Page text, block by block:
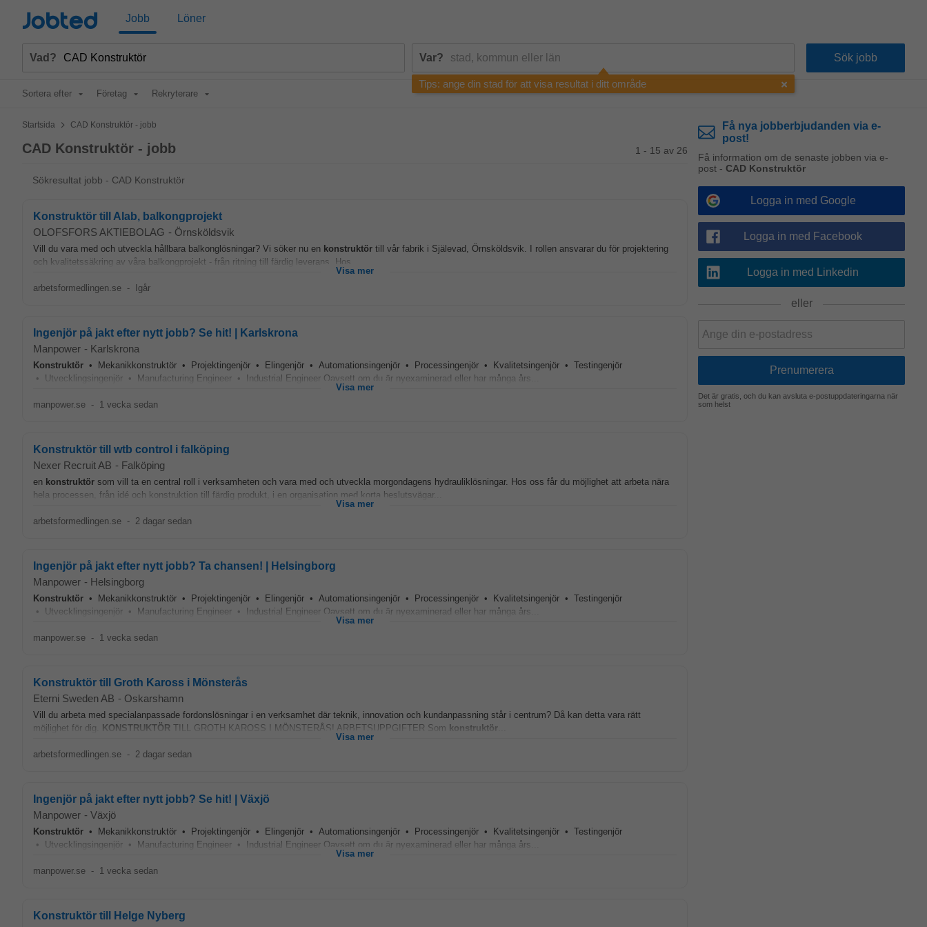
Jobted Jobb Löner
Vad? Var?
Tips: ange din stad för att visa resultat i ditt område
Sortera efter Företag Rekryterare
Startsida > CAD Konstruktör - jobb
CAD Konstruktör - jobb 1 - 15 av 26
Sökresultat jobb - CAD Konstruktör
Konstruktör till Alab, balkongprojekt
OLOFSFORS AKTIEBOLAG - Örnsköldsvik
Vill du vara med och utveckla hållbara balkonglösningar? Vi söker nu en konstruktör till vår fabrik i Själevad, Örnsköldsvik. I rollen ansvarar du för projektering
och kvalitetssäkring av våra balkongprojekt - från ritning till färdig leverans. Hos...
Visa mer
arbetsformedlingen.se - Igår
Ingenjör på jakt efter nytt jobb? Se hit! | Karlskrona
Manpower - Karlskrona
Konstruktör • Mekanikkonstruktör • Projektingenjör • Elingenjör • Automationsingenjör • Processingenjör • Kvalitetsingenjör • Testingenjör
• Utvecklingsingenjör • Manufacturing Engineer • Industrial Engineer Oavsett om du är nyexaminerad eller har många års...
Visa mer
manpower.se - 1 vecka sedan
Konstruktör till wtb control i falköping
Nexer Recruit AB - Falköping
en konstruktör som vill ta en central roll i verksamheten och vara med och utveckla morgondagens hydrauliklösningar. Hos oss får du möjlighet att arbeta nära
hela processen, från idé och konstruktion till färdig produkt, i en organisation med korta beslutsvägar...
Visa mer
arbetsformedlingen.se - 2 dagar sedan
Ingenjör på jakt efter nytt jobb? Ta chansen! | Helsingborg
Manpower - Helsingborg
Konstruktör • Mekanikkonstruktör • Projektingenjör • Elingenjör • Automationsingenjör • Processingenjör • Kvalitetsingenjör • Testingenjör
• Utvecklingsingenjör • Manufacturing Engineer • Industrial Engineer Oavsett om du är nyexaminerad eller har många års...
Visa mer
manpower.se - 1 vecka sedan
Konstruktör till Groth Kaross i Mönsterås
Eterni Sweden AB - Oskarshamn
Vill du arbeta med specialanpassade fordonslösningar i en verksamhet där teknik, innovation och kundanpassning står i centrum? Då kan detta vara rätt
möjlighet för dig. KONSTRUKTÖR TILL GROTH KAROSS I MÖNSTERÅS! ARBETSUPPGIFTER Som konstruktör
Visa mer
arbetsformedlingen.se - 2 dagar sedan
Ingenjör på jakt efter nytt jobb? Se hit! | Växjö
Manpower - Växjö
Konstruktör • Mekanikkonstruktör • Projektingenjör • Elingenjör • Automationsingenjör • Processingenjör • Kvalitetsingenjör • Testingenjör
• Utvecklingsingenjör • Manufacturing Engineer • Industrial Engineer Oavsett om du är nyexaminerad eller har många års...
Visa mer
manpower.se - 1 vecka sedan
Konstruktör till Helge Nyberg
Få nya jobberbjudanden via e-
post!
Få information om de senaste jobben via e-
post - CAD Konstruktör
Logga in med Google
Logga in med Facebook
Logga in med Linkedin
eller
Det är gratis, och du kan avsluta e-postuppdateringarna när
som helst